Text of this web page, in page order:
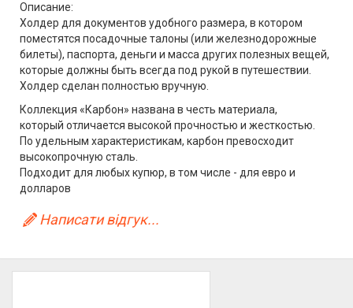
Описание:
Холдер для документов удобного размера, в котором
поместятся посадочные талоны (или железнодорожные
билеты), паспорта, деньги и масса других полезных вещей,
которые должны быть всегда под рукой в путешествии.
Холдер сделан полностью вручную.
Коллекция «Карбон» названа в честь материала,
который отличается высокой прочностью и жесткостью.
По удельным характеристикам, карбон превосходит
высокопрочную сталь.
Подходит для любых купюр, в том числе - для евро и
долларов
Написати відгук...